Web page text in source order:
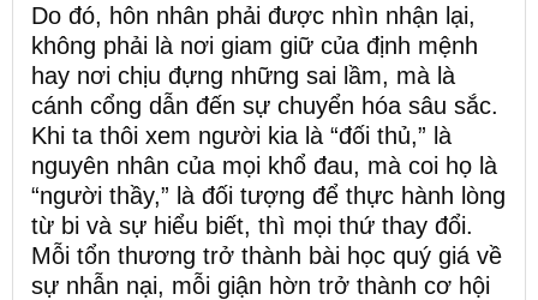
Do đó, hôn nhân phải được nhìn nhận lại,
không phải là nơi giam giữ của định mệnh
hay nơi chịu đựng những sai lầm, mà là
cánh cổng dẫn đến sự chuyển hóa sâu sắc.
Khi ta thôi xem người kia là “đối thủ,” là
nguyên nhân của mọi khổ đau, mà coi họ là
“người thầy,” là đối tượng để thực hành lòng
từ bi và sự hiểu biết, thì mọi thứ thay đổi.
Mỗi tổn thương trở thành bài học quý giá về
sự nhẫn nại, mỗi giận hờn trở thành cơ hội